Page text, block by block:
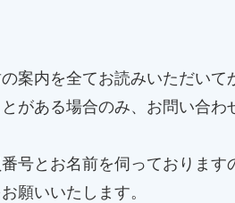
案内を全てお読みいただいて
がある場合のみ、お問い合わ
号とお名前を伺っております
願いいたします。